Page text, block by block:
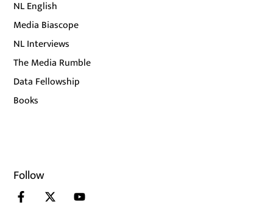
NL English
Media Biascope
NL Interviews
The Media Rumble
Data Fellowship
Books
Follow